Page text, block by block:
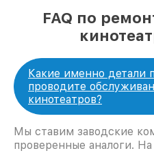
FAQ по
Какие именно детали
проводите
кинотеатров?
Мы ставим заводские
проверенные аналоги.